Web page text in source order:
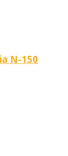
N-150